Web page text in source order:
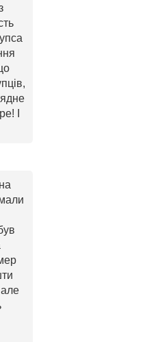
І
але